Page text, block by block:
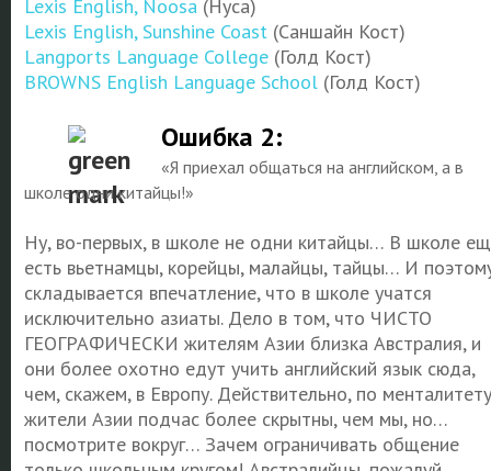
Lexis English, Noosa (Нуса)
Lexis English, Sunshine Coast(Саншайн Кост)
Langports Language College(Голд Кост)
BROWNS English Language School(Голд Кост)
Ошибка 2:
«Я приехал общаться на английском, а в
школе одни китайцы!»
Ну, во-первых, в школе не одни китайцы… В школе
есть вьетнамцы, корейцы, малайцы, тайцы… И
складывается впечатление, что в школе учатся
исключительно азиаты. Дело в том, что ЧИСТО
ГЕОГРАФИЧЕСКИ жителям Азии близка Австралия, и
они более охотно едут учить английский язык сюда,
чем, скажем, в Европу. Действительно, по менталитету
жители Азии подчас более скрытны, чем мы, но…
посмотрите вокруг… Зачем ограничивать общение